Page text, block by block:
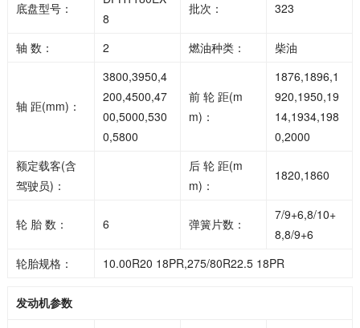
底盘型号：
8
批次： 323
轴 数： 2 燃油种类： 柴油
轴 距(mm)：
3800,3950,4
200,4500,47
00,5000,530
0,5800
前 轮 距(m
m)：
1876,1896,1
920,1950,19
14,1934,198
0,2000
额定载客(含
驾驶员)：
后 轮 距(m
m)：
1820,1860
轮 胎 数： 6 弹簧片数：
7/9+6,8/10+
8,8/9+6
轮胎规格：
10.00R20 18PR,275/80R22.5 18PR
发动机参数